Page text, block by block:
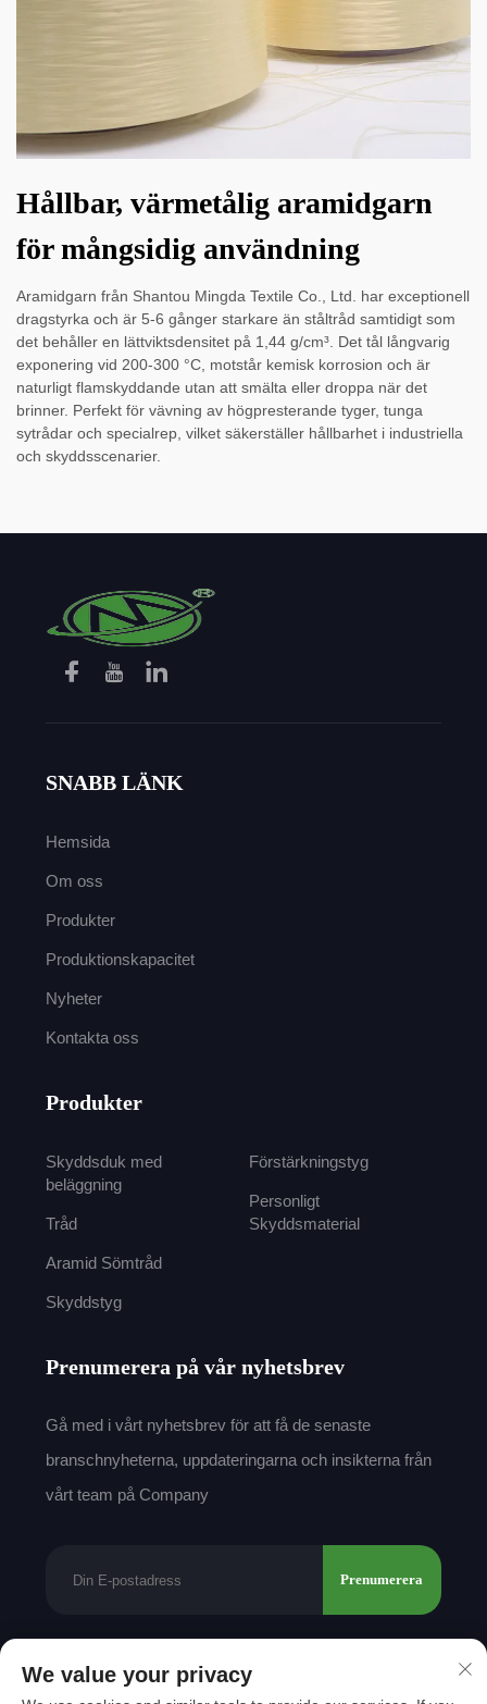
Hållbar, värmetålig aramidgarn
för mångsidig användning
Aramidgarn från Shantou Mingda Textile Co., Ltd. har exceptionell
dragstyrka och är 5-6 gånger starkare än ståltråd samtidigt som
det behåller en lättviktsdensitet på 1,44 g/cm³. Det tål långvarig
exponering vid 200-300 °C, motstår kemisk korrosion och är
naturligt flamskyddande utan att smälta eller droppa när det
brinner. Perfekt för vävning av högpresterande tyger, tunga
sytrådar och specialrep, vilket säkerställer hållbarhet i industriella
och skyddsscenarier.
SNABB LÄNK
Hemsida
Om oss
Produkter
Produktionskapacitet
Nyheter
Kontakta oss
Produkter
Skyddsduk med
beläggning
Tråd
Aramid Sömtråd
Skyddstyg
Förstärkningstyg
Personligt
Skyddsmaterial
Prenumerera på vår nyhetsbrev
Gå med i vårt nyhetsbrev för att få de senaste
branschnyheterna, uppdateringarna och insikterna från
vårt team på Company
Prenumerera
Upphovsrätt © 2025 av Shantou Mingda Textile
We value your privacy